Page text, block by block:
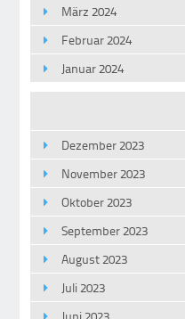
März 2024
Februar 2024
Januar 2024
Dezember 2023
November 2023
Oktober 2023
September 2023
August 2023
Juli 2023
Juni 2023